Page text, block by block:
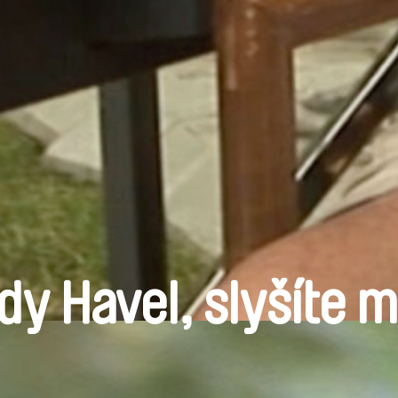
Havel, slyšíte